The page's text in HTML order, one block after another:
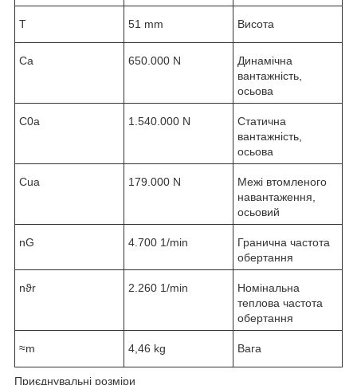
T 51 mm Висота
Ca 650.000 N
Динамічна
вантажність,
осьова
C0a 1.540.000 N
Статична
вантажність,
осьова
Cua 179.000 N
Межі втомленого
навантаження,
осьовий
nG 4.700 1/min
Гранична частота
обертання
nϑr 2.260 1/min
Номінальна
теплова частота
обертання
≈m 4,46 kg Вага
Приєднувальні розміри